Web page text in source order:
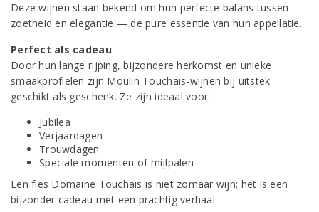
Deze wijnen staan bekend om hun perfecte balans tussen
zoetheid en elegantie — de pure essentie van hun appellatie.
Perfect als cadeau
Door hun lange rijping, bijzondere herkomst en unieke
smaakprofielen zijn Moulin Touchais-wijnen bij uitstek
geschikt als geschenk. Ze zijn ideaal voor:
Jubilea
Verjaardagen
Trouwdagen
Speciale momenten of mijlpalen
Een fles Domaine Touchais is niet zomaar wijn; het is een
bijzonder cadeau met een prachtig verhaal